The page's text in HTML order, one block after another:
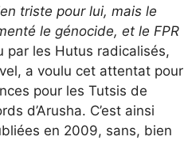
triste pour lui, mais le
le génocide, et le FPR
par les Hutus radicalisés,
a voulu cet attentat pour
pour les Tutsis de
d’Arusha. C’est ainsi
en 2009, sans, bien